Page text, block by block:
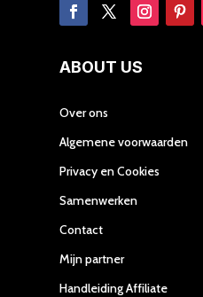
ABOUT US
Over ons
Algemene voorwaarden
Privacy en Cookies
Samenwerken
Contact
Mijn partner
Handleiding Affiliate